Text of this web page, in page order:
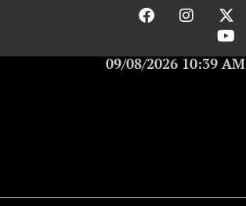
09/08/2026 10:39 AM